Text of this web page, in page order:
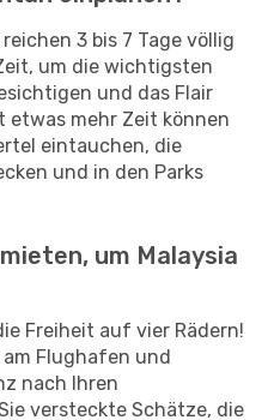
3 bis 7 Tage völlig
um die wichtigsten
und das Flair
etwas mehr Zeit können
eintauchen, die
und in den Parks
um Malaysia
Freiheit auf vier Rädern!
Flughafen und
nach Ihren
versteckte Schätze, die